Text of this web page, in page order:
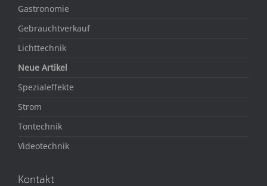
Gastronomie
Gebrauchtverkauf
Lichttechnik
Neue Artikel
Spezialeffekte
Strom
Tontechnik
Videotechnik
Kontakt